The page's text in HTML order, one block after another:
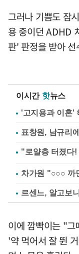
그러나 기쁨도 잠
용 중이던 ADHD
판' 판정을 받아
이시간 핫뉴스
'고지용과 이혼'
표창원, 남규리
차가원 "○○○ 까
르센느, 알고보
이에 깜빡이는 "그
'약 먹어서 잘 뛴